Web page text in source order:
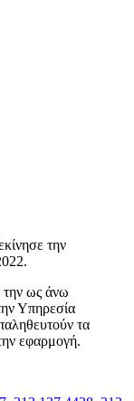
την
.
την ως άνω
Υπηρεσία
τα
εφαρμογή.